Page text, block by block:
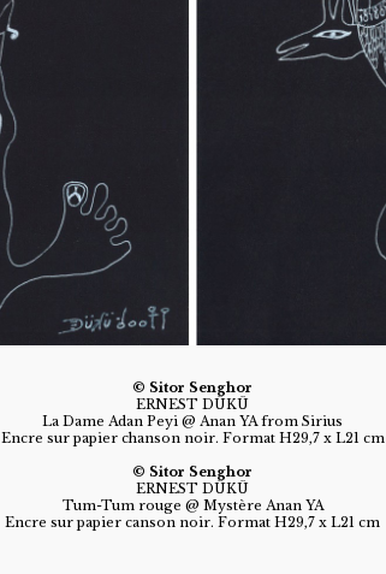
© Sitor Senghor
ERNEST DÜKÜ
La Dame Adan Peyi @ Anan YA from Sirius
Encre sur papier chanson noir. Format H29,7 x L21 cm
© Sitor Senghor
ERNEST DÜKÜ
Tum-Tum rouge @ Mystère Anan YA
Encre sur papier canson noir. Format H29,7 x L21 cm